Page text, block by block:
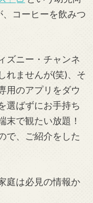
コーヒーを飲みつ
ズニー・チャンネ
れませんが(笑)、そ
用のアプリをダウ
選ばずにお手持ち
末で観たい放題！
で、ご紹介をした
庭は必見の情報か